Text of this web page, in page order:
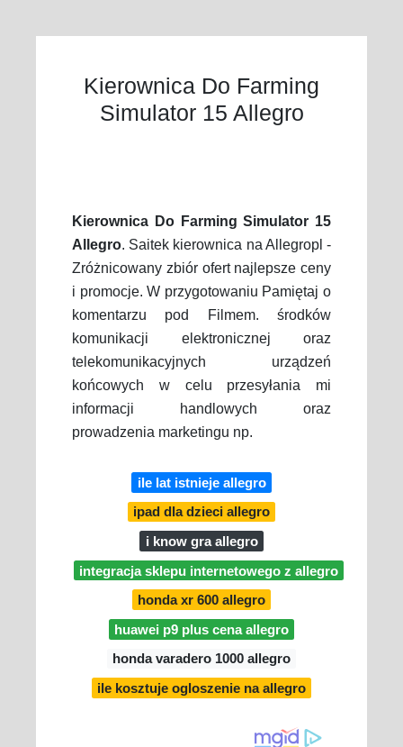
Kierownica Do Farming
Simulator 15 Allegro
Kierownica Do Farming Simulator 15
Allegro. Saitek kierownica na Allegropl -
Zróżnicowany zbiór ofert najlepsze ceny
i promocje. W przygotowaniu Pamiętaj o
komentarzu pod Filmem. środków
komunikacji elektronicznej oraz
telekomunikacyjnych urządzeń
końcowych w celu przesyłania mi
informacji handlowych oraz
prowadzenia marketingu np.
ile lat istnieje allegro
ipad dla dzieci allegro
i know gra allegro
integracja sklepu internetowego z allegro
honda xr 600 allegro
huawei p9 plus cena allegro
honda varadero 1000 allegro
ile kosztuje ogloszenie na allegro